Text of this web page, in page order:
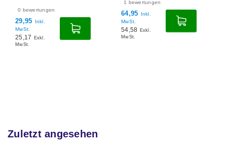
64,95
MwSt.
54,58
MwSt.
0bewertungen
29,95
MwSt.
25,17
Zuletzt angesehen